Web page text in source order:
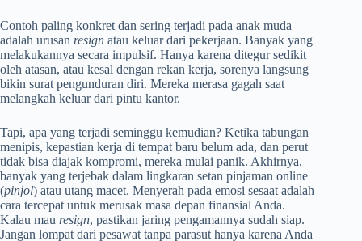
Contoh paling konkret dan sering terjadi pada anak muda
adalah urusan resign atau keluar dari pekerjaan. Banyak yang
melakukannya secara impulsif. Hanya karena ditegur sedikit
oleh atasan, atau kesal dengan rekan kerja, sorenya langsung
bikin surat pengunduran diri. Mereka merasa gagah saat
melangkah keluar dari pintu kantor.
Tapi, apa yang terjadi seminggu kemudian? Ketika tabungan
menipis, kepastian kerja di tempat baru belum ada, dan perut
tidak bisa diajak kompromi, mereka mulai panik. Akhirnya,
banyak yang terjebak dalam lingkaran setan pinjaman online
(pinjol) atau utang macet. Menyerah pada emosi sesaat adalah
cara tercepat untuk merusak masa depan finansial Anda.
Kalau mau resign, pastikan jaring pengamannya sudah siap.
Jangan lompat dari pesawat tanpa parasut hanya karena Anda